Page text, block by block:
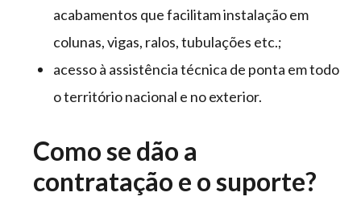
acabamentos que facilitam instalação em
colunas, vigas, ralos, tubulações etc.;
acesso à assistência técnica de ponta em todo
o território nacional e no exterior.
Como se dão a
contratação e o suporte?